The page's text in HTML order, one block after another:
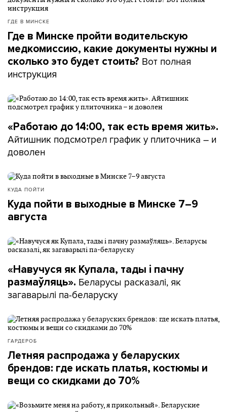
ГДЕ В МИНСКЕ
Где в Минске пройти водительскую
медкомиссию, какие документы нужны и
сколько это будет стоить? Вот полная
инструкция
«Работаю до 14:00, так есть время жить».
Айтишник подсмотрел график у плиточника – и
доволен
КУДА ПОЙТИ
Куда пойти в выходные в Минске 7–9
августа
«Навучуся як Купала, тады і пачну
размаўляць». Беларусы расказалі, як
загаварылі па-беларуску
ГАРДЕРОБ
Летняя распродажа у беларуских
брендов: где искать платья, костюмы и
вещи со скидками до 70%